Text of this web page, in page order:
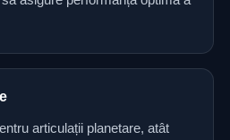
articulații planetare, atât